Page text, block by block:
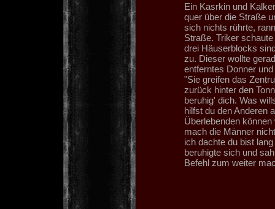
Ein Kasrkin und
quer über die Straße
sich nichts rührte,
Straße. Triker
drei Häuserblocks
zu. Dieser wollte
entferntes Donner
"Sie greifen das
zurück hinter den
beruhig' dich. Was
hilfst du den Anderen
Überlebenden
mach die Männer
ich dachte du bist
beruhigte sich und
Befehl zum weiter